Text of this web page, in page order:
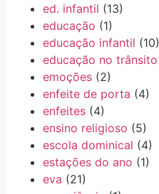
ed. infantil (13)
educação (1)
educação infantil (10)
educação no trânsito
emoções (2)
enfeite de porta (4)
enfeites (4)
ensino religioso (5)
escola dominical (4)
estações do ano (1)
eva (21)